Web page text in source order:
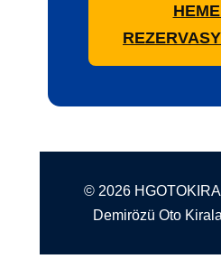
© 2026
Demirözü Oto